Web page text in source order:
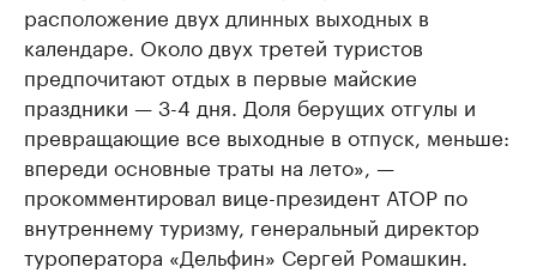
расположение двух длинных выходных в
календаре. Около двух третей туристов
предпочитают отдых в первые майские
праздники — 3-4 дня. Доля берущих отгулы и
превращающие все выходные в отпуск, меньше:
впереди основные траты на лето», —
прокомментировал вице-президент АТОР по
внутреннему туризму, генеральный директор
туроператора «Дельфин» Сергей Ромашкин.